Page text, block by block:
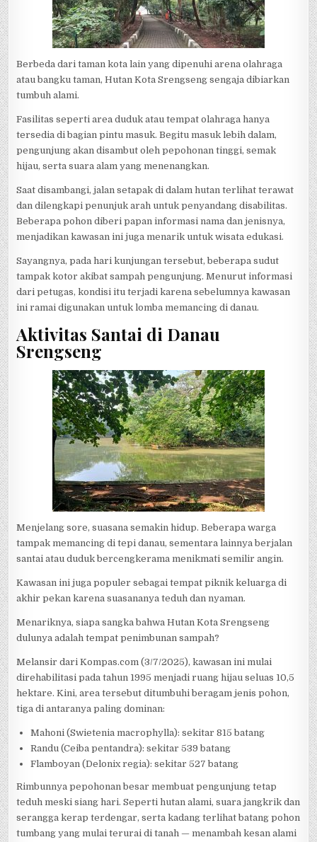
Berbeda dari taman kota lain yang dipenuhi arena olahraga
atau bangku taman, Hutan Kota Srengseng sengaja dibiarkan
tumbuh alami.
Fasilitas seperti area duduk atau tempat olahraga hanya
tersedia di bagian pintu masuk. Begitu masuk lebih dalam,
pengunjung akan disambut oleh pepohonan tinggi, semak
hijau, serta suara alam yang menenangkan.
Saat disambangi, jalan setapak di dalam hutan terlihat terawat
dan dilengkapi penunjuk arah untuk penyandang disabilitas.
Beberapa pohon diberi papan informasi nama dan jenisnya,
menjadikan kawasan ini juga menarik untuk wisata edukasi.
Sayangnya, pada hari kunjungan tersebut, beberapa sudut
tampak kotor akibat sampah pengunjung. Menurut informasi
dari petugas, kondisi itu terjadi karena sebelumnya kawasan
ini ramai digunakan untuk lomba memancing di danau.
Aktivitas Santai di Danau
Srengseng
Menjelang sore, suasana semakin hidup. Beberapa warga
tampak memancing di tepi danau, sementara lainnya berjalan
santai atau duduk bercengkerama menikmati semilir angin.
Kawasan ini juga populer sebagai tempat piknik keluarga di
akhir pekan karena suasananya teduh dan nyaman.
Menariknya, siapa sangka bahwa Hutan Kota Srengseng
dulunya adalah tempat penimbunan sampah?
Melansir dari Kompas.com (3/7/2025), kawasan ini mulai
direhabilitasi pada tahun 1995 menjadi ruang hijau seluas 10,5
hektare. Kini, area tersebut ditumbuhi beragam jenis pohon,
tiga di antaranya paling dominan:
Mahoni (Swietenia macrophylla): sekitar 815 batang
Randu (Ceiba pentandra): sekitar 539 batang
Flamboyan (Delonix regia): sekitar 527 batang
Rimbunnya pepohonan besar membuat pengunjung tetap
teduh meski siang hari. Seperti hutan alami, suara jangkrik dan
serangga kerap terdengar, serta kadang terlihat batang pohon
tumbang yang mulai terurai di tanah — menambah kesan alami